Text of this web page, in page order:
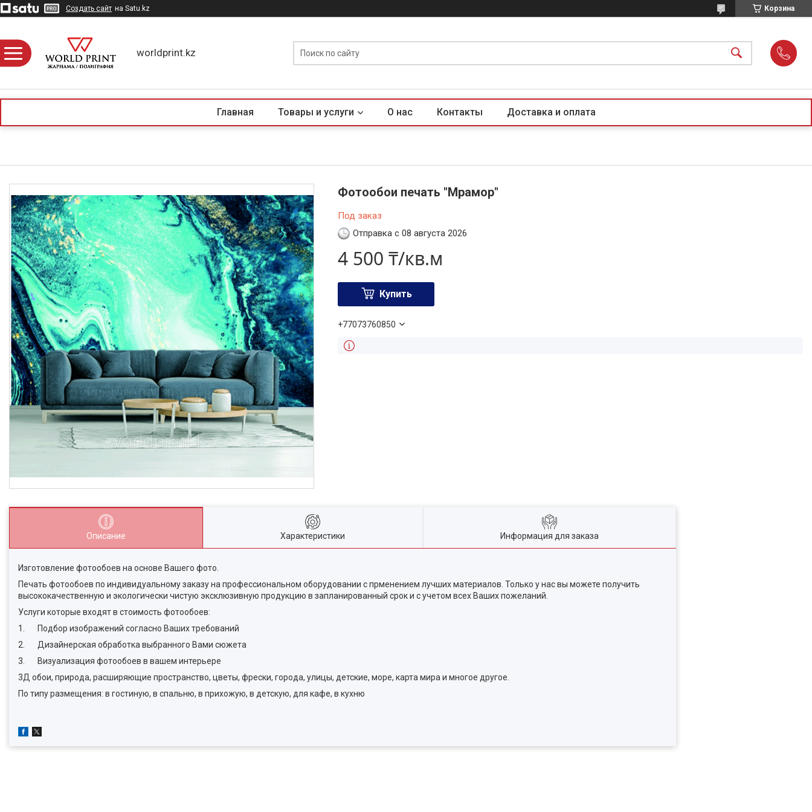
Создать сайт на Satu.kz Корзина
worldprint.kz
Главная Товары и услуги О нас Контакты Доставка и оплата
Фотообои печать "Мрамор"
Под заказ
Отправка с 08 августа 2026
4 500 ₸/кв.м
Купить
+77073760850
Описание Характеристики Информация для заказа
Изготовление фотообоев на основе Вашего фото.
Печать фотообоев по индивидуальному заказу на профессиональном оборудовании с прменением лучших материалов. Только у нас вы можете получить
высококачественную и экологически чистую эксклюзивную продукцию в запланированный срок и с учетом всех Ваших пожеланий.
Услуги которые входят в стоимость фотообоев:
1. Подбор изображений согласно Ваших требований
2. Дизайнерская обработка выбранного Вами сюжета
3. Визуализация фотообоев в вашем интерьере
3Д обои, природа, расширяющие пространство, цветы, фрески, города, улицы, детские, море, карта мира и многое другое.
По типу размещения: в гостиную, в спальню, в прихожую, в детскую, для кафе, в кухню